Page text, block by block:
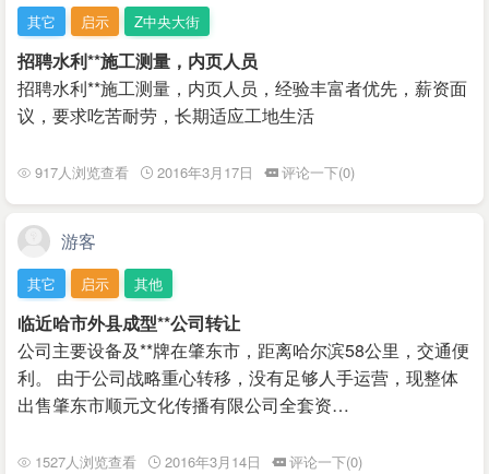
其它 启示 Z中央大街
招聘水利**施工测量，内页人员
招聘水利**施工测量，内页人员，经验丰富者优先，薪资面
议，要求吃苦耐劳，长期适应工地生活
917人浏览查看 2016年3月17日 评论一下(0)
游客
其它 启示 其他
临近哈市外县成型**公司转让
公司主要设备及**牌在肇东市，距离哈尔滨58公里，交通便
利。 由于公司战略重心转移，没有足够人手运营，现整体
出售肇东市顺元文化传播有限公司全套资…
1527人浏览查看 2016年3月14日 评论一下(0)